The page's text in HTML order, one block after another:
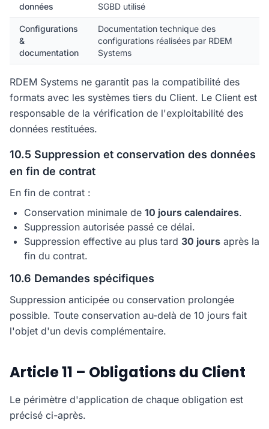
données
SGBD utilisé
Configurations
&
documentation
Documentation technique des
configurations réalisées par RDEM
Systems
RDEM Systems ne garantit pas la compatibilité des
formats avec les systèmes tiers du Client. Le Client est
responsable de la vérification de l'exploitabilité des
données restituées.
10.5 Suppression et conservation des données
en fin de contrat
En fin de contrat :
Conservation minimale de 10 jours calendaires.
Suppression autorisée passé ce délai.
Suppression effective au plus tard 30 jours après la
fin du contrat.
10.6 Demandes spécifiques
Suppression anticipée ou conservation prolongée
possible. Toute conservation au-delà de 10 jours fait
l'objet d'un devis complémentaire.
Article 11 – Obligations du Client
Le périmètre d'application de chaque obligation est
précisé ci-après.